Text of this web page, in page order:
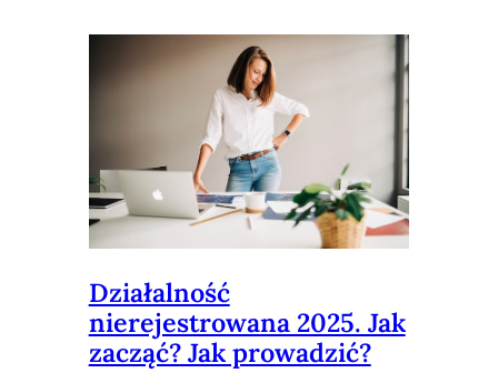
Działalność
nierejestrowana 2025. Jak
zacząć? Jak prowadzić?